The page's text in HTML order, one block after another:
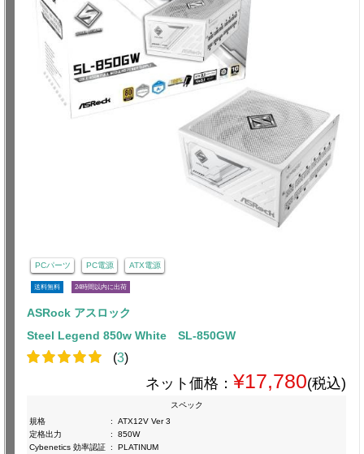
PCパーツ PC電源 ATX電源
送料無料 24時間以内に出荷
ASRock アスロック
Steel Legend 850w White SL-850GW
(3)
ネット価格： ¥17,780(税込)
スペック
規格
:
ATX12V Ver 3
定格出力
:
850W
Cybenetics 効率認証 :
PLATINUM